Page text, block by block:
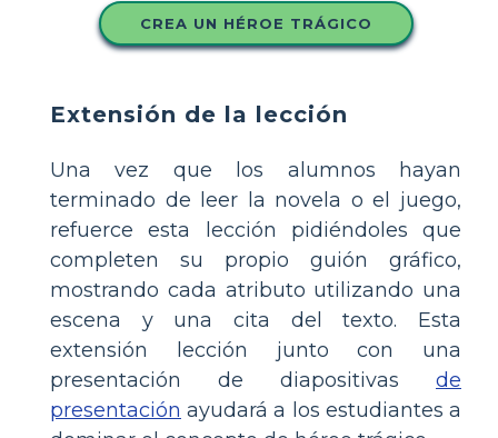
CREA UN HÉROE TRÁGICO
Extensión de la lección
Una vez que los alumnos hayan
terminado de leer la novela o el juego,
refuerce esta lección pidiéndoles que
completen su propio guión gráfico,
mostrando cada atributo utilizando una
escena y una cita del texto. Esta
extensión lección junto con una
presentación de diapositivas de
presentación ayudará a los estudiantes a